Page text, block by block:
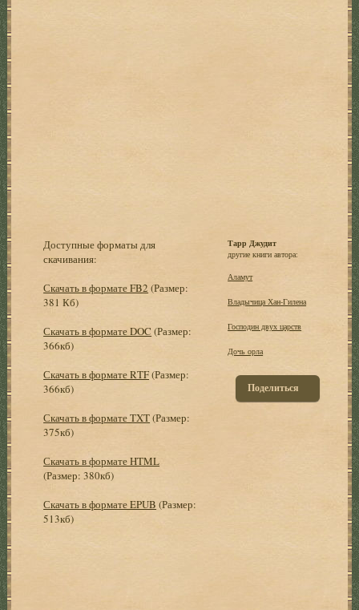
Доступные форматы для
скачивания:
Скачать в формате FB2 (Размер:
381 Кб)
Скачать в формате DOC (Размер:
366кб)
Скачать в формате RTF(Размер:
366кб)
Скачать в формате TXT(Размер:
375кб)
Скачать в формате HTML
(Размер: 380кб)
Скачать в формате EPUB (Размер:
513кб)
Тарр Джудит
другие книги автора:
Аламут
Владычица Хан-Гилена
Господин двух царств
Дочь орла
Поделиться